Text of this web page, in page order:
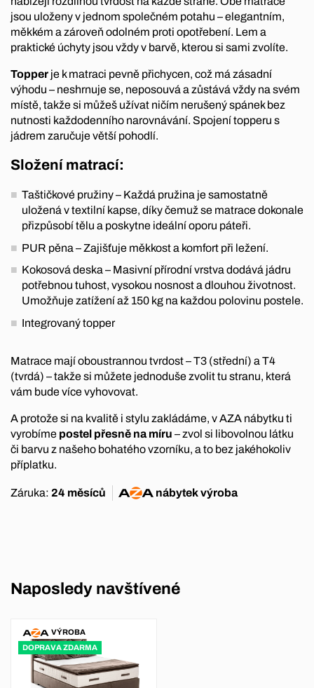
jsou uloženy v jednom společném potahu – elegantním,
měkkém a zároveň odolném proti opotřebení. Lem a
praktické úchyty jsou vždy v barvě, kterou si sami zvolíte.
Topper je k matraci pevně přichycen, což má zásadní
výhodu – neshrnuje se, neposouvá a zůstává vždy na svém
místě, takže si můžeš užívat ničím nerušený spánek bez
nutnosti každodenního narovnávání. Spojení topperu s
jádrem zaručuje větší pohodlí.
Složení matrací:
Taštičkové pružiny – Každá pružina je samostatně
uložená v textilní kapse, díky čemuž se matrace dokonale
přizpůsobí tělu a poskytne ideální oporu páteři.
PUR pěna – Zajišťuje měkkost a komfort při ležení.
Kokosová deska – Masivní přírodní vrstva dodává jádru
potřebnou tuhost, vysokou nosnost a dlouhou životnost.
Umožňuje zatížení až 150 kg na každou polovinu postele.
Integrovaný topper
Matrace mají oboustrannou tvrdost – T3 (střední) a T4
(tvrdá) – takže si můžete jednoduše zvolit tu stranu, která
vám bude více vyhovovat.
A protože si na kvalitě i stylu zakládáme, v AZA nábytku ti
vyrobíme postel přesně na míru – zvol si libovolnou látku
či barvu z našeho bohatého vzorníku, a to bez jakéhokoliv
příplatku.
Záruka: 24 měsíců nábytekvýroba
Naposledy navštívené
VÝROBA
DOPRAVA ZDARMA